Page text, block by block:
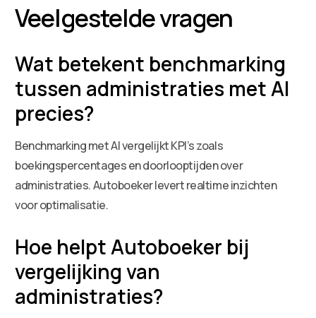
Veelgestelde vragen
Wat betekent benchmarking
tussen administraties met AI
precies?
Benchmarking met AI vergelijkt KPI’s zoals
boekingspercentages en doorlooptijden over
administraties. Autoboeker levert realtime inzichten
voor optimalisatie.
Hoe helpt Autoboeker bij
vergelijking van
administraties?